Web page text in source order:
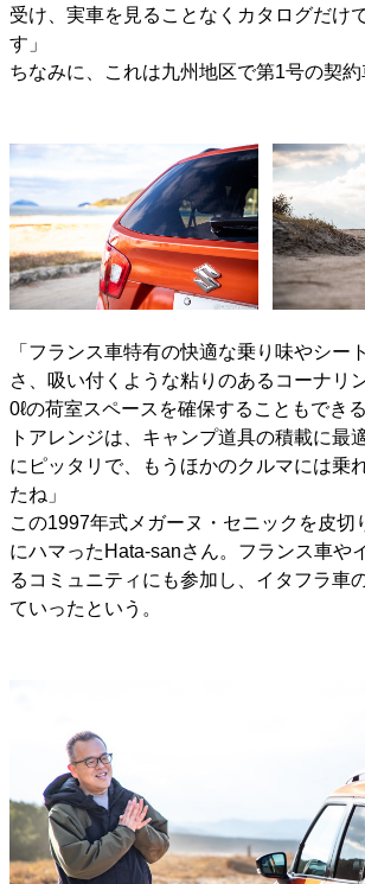
受け、実車を見ることなくカタログだけ
す」
ちなみに、これは九州地区で第1号の契約
「フランス車特有の快適な乗り味やシー
さ、吸い付くような粘りのあるコーナリ
0ℓの荷室スペースを確保することもでき
トアレンジは、キャンプ道具の積載に最
にピッタリで、もうほかのクルマには乗
たね」
この1997年式メガーヌ・セニックを皮切
にハマったHata-sanさん。フランス車や
るコミュニティにも参加し、イタフラ車
ていったという。